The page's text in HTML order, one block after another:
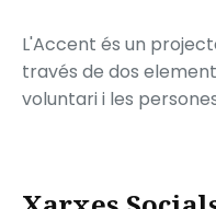
L'Accent és un
través de dos
voluntari i les